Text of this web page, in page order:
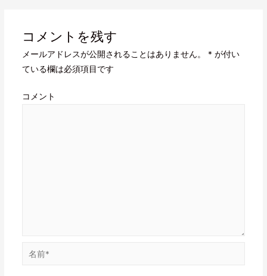
コメントを残す
メールアドレスが公開されることはありません。 * が付い
ている欄は必須項目です
コメント